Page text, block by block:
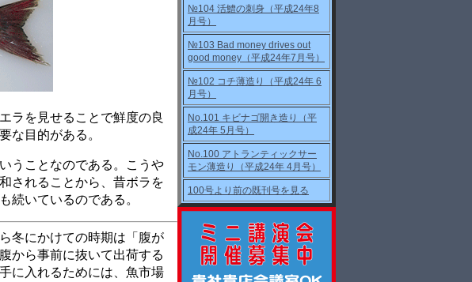
№104 活鱧の刺身（平成24年8
月号）
№103 Bad money drives out
good money（平成24年7月号）
№102 コチ薄造り（平成24年 6
月号）
No.101 キビナゴ開き造り（平
成24年 5月号）
No.100 アトランティックサー
モン薄造り（平成24年 4月号）
100号より前の既刊号を見る
ラを見せることで鮮度の良
な目的がある。
うことなのである。こうや
されることから、昔ボラを
続いているのである。
冬にかけての時期は「腹が
から事前に抜いて出荷する
に入れるためには、魚市場